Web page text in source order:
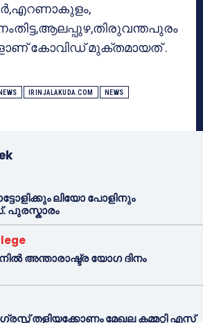
കോവിഡ് മുക്തമായത് .
IRINJALAKUDA.COM NEWS
ലിയോ പോളിനും
അന്താരാഷ്ട്ര യോഗ ദിനം
തളിയക്കോണം മേഖല കമ്മറ്റി എസ്